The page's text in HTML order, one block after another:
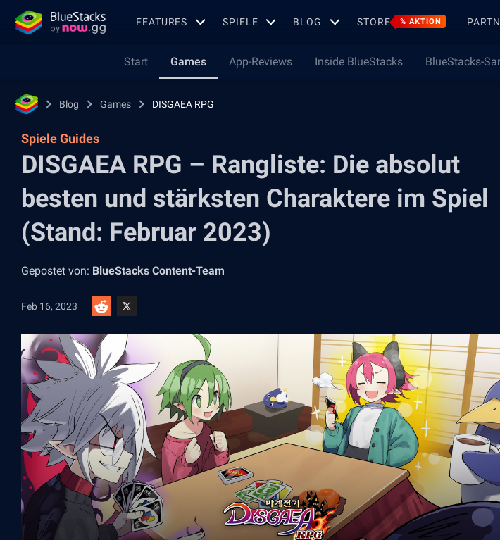
FEATURES SPIELE BLOG STORE % AKTION
Start Games App-Reviews Inside BlueStacks BlueStacks-
Blog Games DISGAEA RPG
Spiele Guides
DISGAEA RPG – Rangliste: Die absolut
besten und stärksten Charaktere im Spiel
(Stand: Februar 2023)
Gepostet von: BlueStacks Content-Team
Feb 16, 2023